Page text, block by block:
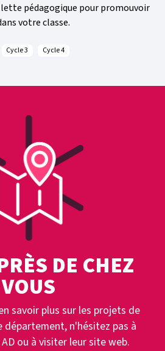
pédagogique pour promouvoir
votre classe.
Cycle 3 Cycle 4
DE CHEZ
VOUS
savoir plus sur les projets de
département, n'hésitez pas à
ou à visiter leur site web.